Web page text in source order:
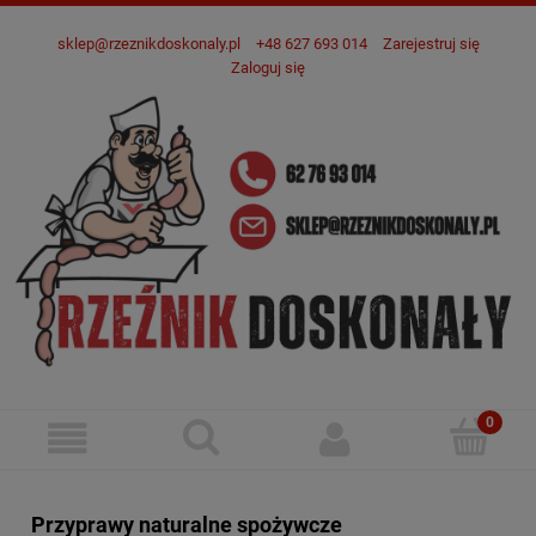
sklep@rzeznikdoskonaly.pl +48 627 693 014
Zarejestruj się
Zaloguj się
Przyprawy naturalne spożywcze